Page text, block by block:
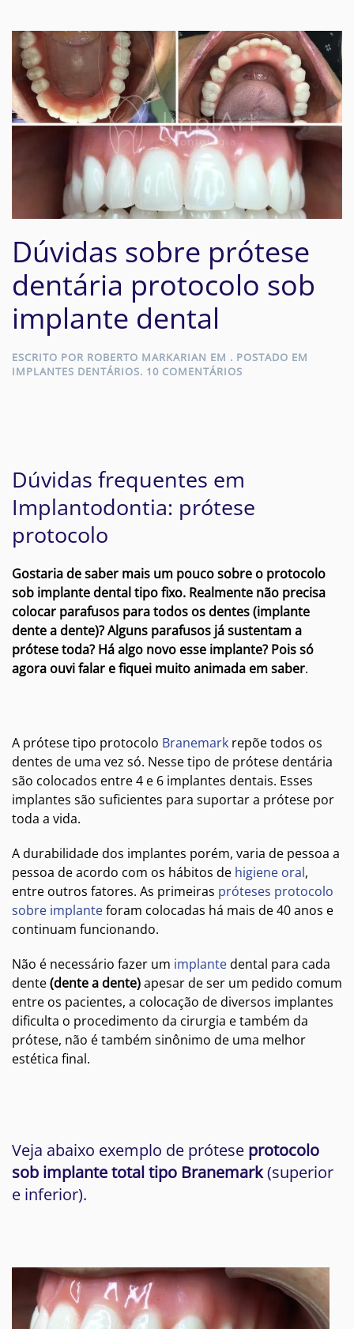
Dúvidas sobre prótese
dentária protocolo sob
implante dental
ESCRITO POR ROBERTO MARKARIAN EM . POSTADO EM
IMPLANTES DENTÁRIOS. 10 COMENTÁRIOS
DENTAL
Dúvidas frequentes em
Implantodontia: prótese
protocolo
Gostaria de saber mais um pouco sobre o protocolo
sob implante dental tipo fixo. Realmente não precisa
colocar parafusos para todos os dentes (implante
dente a dente)? Alguns parafusos já sustentam a
prótese toda? Há algo novo esse implante? Pois só
agora ouvi falar e fiquei muito animada em saber.
A prótese tipo protocolo Branemark repõe todos os
dentes de uma vez só. Nesse tipo de prótese dentária
são colocados entre 4 e 6 implantes dentais. Esses
implantes são suficientes para suportar a prótese por
toda a vida.
A durabilidade dos implantes porém, varia de pessoa a
pessoa de acordo com os hábitos de higiene oral,
entre outros fatores. As primeiras próteses protocolo
sobre implanteforam colocadas há mais de 40 anos e
continuam funcionando.
Não é necessário fazer um implantedental para cada
dente(dente a dente)apesar de ser um pedido comum
entre os pacientes, a colocação de diversos implantes
dificulta o procedimento da cirurgia e também da
prótese, não é também sinônimo de uma melhor
estética final.
Veja abaixo exemplo de prótese protocolo
sob implante total tipo Branemark(superior
e inferior).